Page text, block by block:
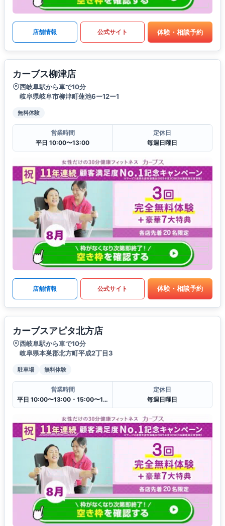
店舗情報 公式サイト 体験・相談予約
カーブス柳津店
西岐阜駅から車で10分
岐阜県岐阜市柳津町蓮池6ー12ー1
無料体験
営業時間
平日 10:00〜13:00
定休日
毎週日曜日
店舗情報 公式サイト 体験・相談予約
カーブスアピタ北方店
西岐阜駅から車で10分
岐阜県本巣郡北方町平成2丁目3
駐車場 無料体験
営業時間
平日 10:00〜13:00・15:00〜19:00
定休日
毎週日曜日